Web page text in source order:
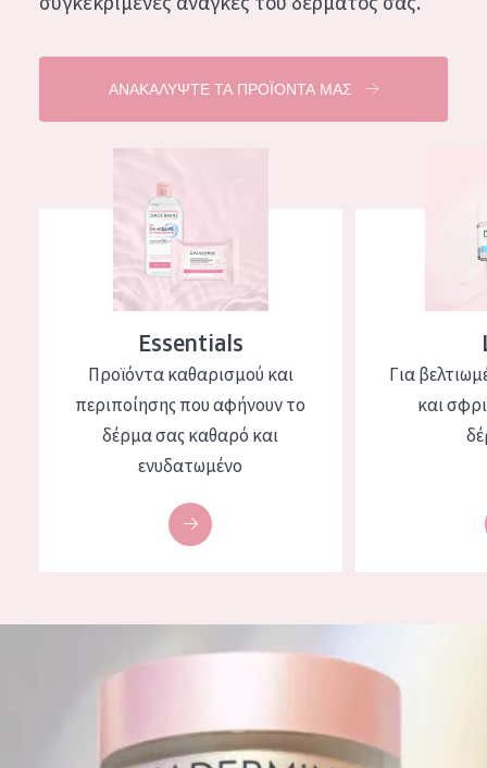
ΑΝΑΚΑΛΥΨΤΕ ΤΑ ΠΡΟΪΟΝΤΑ ΜΑΣ
Essentials
Προϊόντα καθαρισμού και
περιποίησης που αφήνουν το
δέρμα σας καθαρό και
ενυδατωμένο
Για
και